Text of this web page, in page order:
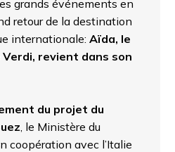
grands événements en
retour de la destination
internationale: Aïda, le
revient dans son
du projet du
, le Ministère du
coopération avec l’Italie